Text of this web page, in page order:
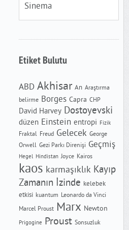
Sinema
Etiket Bulutu
ABD Akhisar An Araştırma
belirme Borges Capra CHP
David Harvey Dostoyevski
düzen Einstein entropi Fizik
Fraktal Freud Gelecek George
Orwell Gezi Parkı Direnişi Geçmiş
Hegel Hindistan Joyce Kairos
kaos karmaşıklık Kayıp
Zamanın İzinde kelebek
etkisi kuantum Leonardo da Vinci
Marcel Proust Marx Newton
Prigogine Proust Sonsuzluk